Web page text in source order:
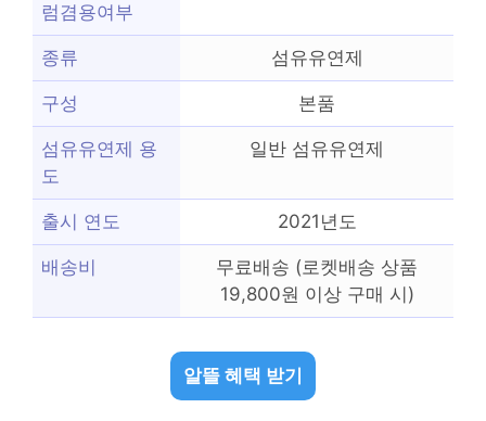
럼겸용여부
종류 섬유유연제
구성 본품
섬유유연제 용
도
일반 섬유유연제
출시 연도 2021년도
배송비
무료배송 (로켓배송 상품
19,800원 이상 구매 시)
알뜰 혜택 받기